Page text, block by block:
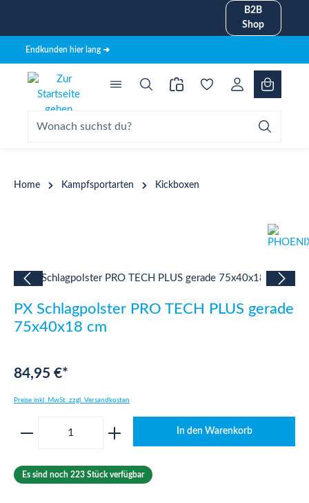
B2B
Shop
Endkunden hier lang ➜
Home Kampfsportarten Kickboxen
Bildergalerie überspringen
PX Schlagpolster PRO TECH PLUS gerade
75x40x18 cm
84,95 €*
Preise inkl. MwSt. zzgl. Versandkosten
Produkt Anzahl: Gib den gewünschten
In den Warenkorb
Es sind noch 223 Stück verfügbar